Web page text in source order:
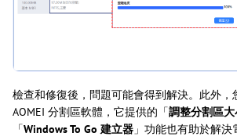
檢查和修復後，問題可能會得到解決。此外，
AOMEI 分割區軟體，它提供的「調整分割區
「Windows To Go 建立器 」功能也有助於解決